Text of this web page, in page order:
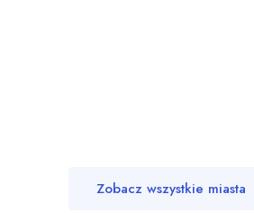
Zobacz wszystkie miasta